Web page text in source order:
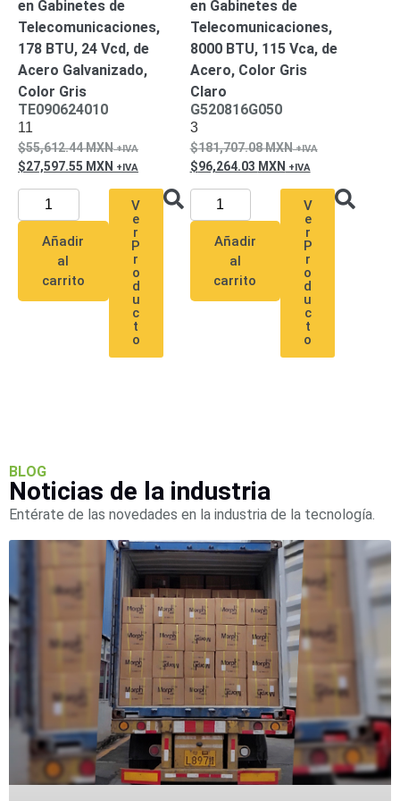
WaveXMR
CEIBAII /
KAPOK
Videograbadoras
Móviles,
Dash
Body
Cams
(Portátiles)
Cámaras
Móviles
Cams
Videoporteros
e
Intercomunicadores
Videoporteros
AnalógicosVideoporteros
en Gabinetes de
Telecomunicaciones,
178 BTU, 24 Vcd, de
Acero Galvanizado,
Color Gris
TE090624010
11
55,612.44MXN
27,597.55 MXN
Añadir
al
carrito
V
e
r
P
r
o
d
u
c
t
o
en Gabinetes de
Telecomunicaciones,
8000 BTU, 115 Vca, de
Acero, Color Gris
Claro
G520816G050
3
181,707.08MXN
96,264.03 MXN
Añadir
al
carrito
V
e
r
P
r
o
d
u
c
t
o
BLOG
Noticias de la industria
Entérate de las novedades en la industria de la tecnología.